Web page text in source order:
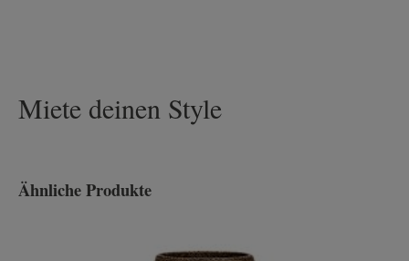
Miete deinen Style
Produktgalerie überspringen
Ähnliche Produkte